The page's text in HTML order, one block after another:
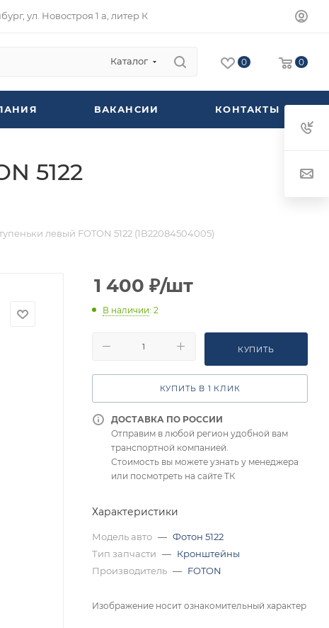
ул. Новостроя 1 а, литер К
Каталог 0 0
ВАКАНСИИ КОНТАКТЫ
5122
левый FOTON 5122 (1B22084504005)
1 400 ₽/шт
В наличии: 2
КУПИТЬ
КУПИТЬ В 1 КЛИК
ДОСТАВКА ПО РОССИИ
Отправим в любой регион удобной вам
транспортной компанией.
Стоимость вы можете узнать у менеджера
или посмотреть на сайте ТК
Характеристики
Модель авто — Фотон 5122
Тип запчасти — Кронштейны
Производитель — FOTON
Изображение носит ознакомительный характер